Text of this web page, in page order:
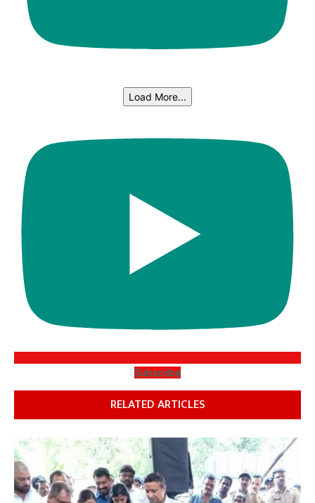
Load More...
Subscribe
RELATED ARTICLES